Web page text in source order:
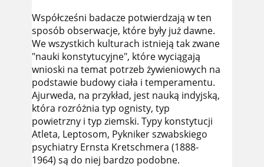
Współcześni badacze potwierdzają w ten
sposób obserwacje, które były już dawne.
We wszystkich kulturach istnieją tak zwane
"nauki konstytucyjne", które wyciągają
wnioski na temat potrzeb żywieniowych na
podstawie budowy ciała i temperamentu.
Ajurweda, na przykład, jest nauką indyjską,
która rozróżnia typ ognisty, typ
powietrzny i typ ziemski. Typy konstytucji
Atleta, Leptosom, Pykniker szwabskiego
psychiatry Ernsta Kretschmera (1888-
1964) są do niej bardzo podobne.